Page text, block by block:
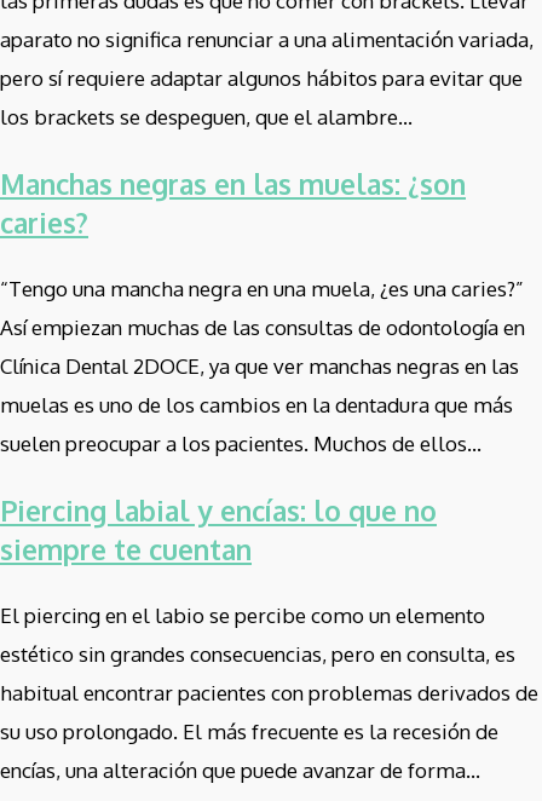
aparato no significa renunciar a una alimentación variada,
pero sí requiere adaptar algunos hábitos para evitar que
los brackets se despeguen, que el alambre...
Manchas negras en las muelas: ¿son
caries?
“Tengo una mancha negra en una muela, ¿es una caries?”
Así empiezan muchas de las consultas de odontología en
Clínica Dental 2DOCE, ya que ver manchas negras en las
muelas es uno de los cambios en la dentadura que más
suelen preocupar a los pacientes. Muchos de ellos...
Piercing labial y encías: lo que no
siempre te cuentan
El piercing en el labio se percibe como un elemento
estético sin grandes consecuencias, pero en consulta, es
habitual encontrar pacientes con problemas derivados de
su uso prolongado. El más frecuente es la recesión de
encías, una alteración que puede avanzar de forma...